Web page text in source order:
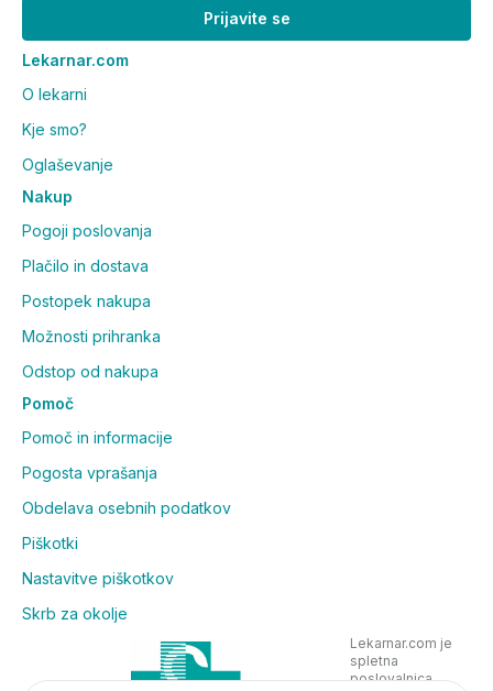
Prijavite se
Lekarnar.com
O lekarni
Kje smo?
Oglaševanje
Nakup
Pogoji poslovanja
Plačilo in dostava
Postopek nakupa
Možnosti prihranka
Odstop od nakupa
Pomoč
Pomoč in informacije
Pogosta vprašanja
Obdelava osebnih podatkov
Piškotki
Nastavitve piškotkov
Skrb za okolje
Lekarnar.com je
spletna
poslovalnica